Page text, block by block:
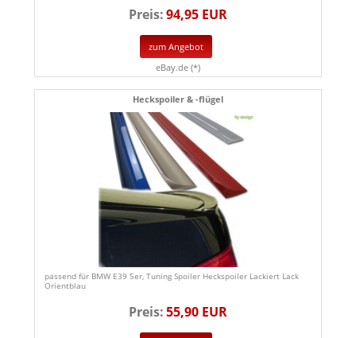
Preis:94,95 EUR
zum Angebot
eBay.de (*)
Heckspoiler & -flügel
passend für BMW E39 5er, Tuning Spoiler Heckspoiler Lackiert Lack
Orientblau
Preis:55,90 EUR